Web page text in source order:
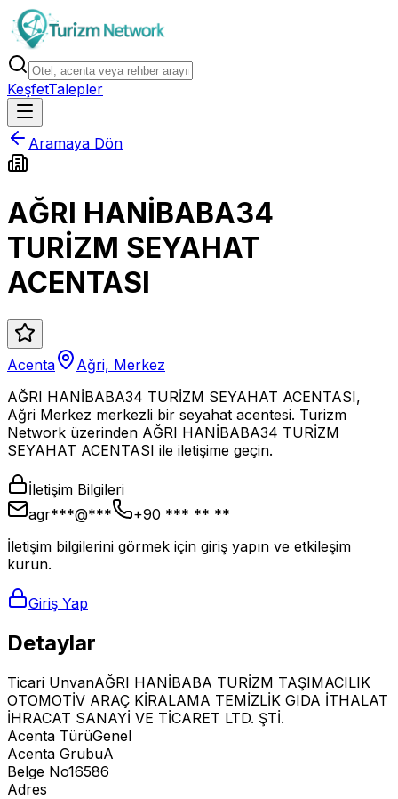
KeşfetTalepler
Aramaya Dön
AĞRI HANİBABA34
TURİZM SEYAHAT
ACENTASI
Acenta
Ağri, Merkez
AĞRI HANİBABA34 TURİZM SEYAHAT ACENTASI,
Ağri Merkez merkezli bir seyahat acentesi. Turizm
Network üzerinden AĞRI HANİBABA34 TURİZM
SEYAHAT ACENTASI ile iletişime geçin.
İletişim Bilgileri
agr***@***
+90 *** ** **
İletişim bilgilerini görmek için giriş yapın ve etkileşim
kurun.
Giriş Yap
Detaylar
Ticari UnvanAĞRI HANİBABA TURİZM TAŞIMACILIK
OTOMOTİV ARAÇ KİRALAMA TEMİZLİK GIDA İTHALAT
İHRACAT SANAYİ VE TİCARET LTD. ŞTİ.
Acenta TürüGenel
Acenta GrubuA
Belge No16586
Adres